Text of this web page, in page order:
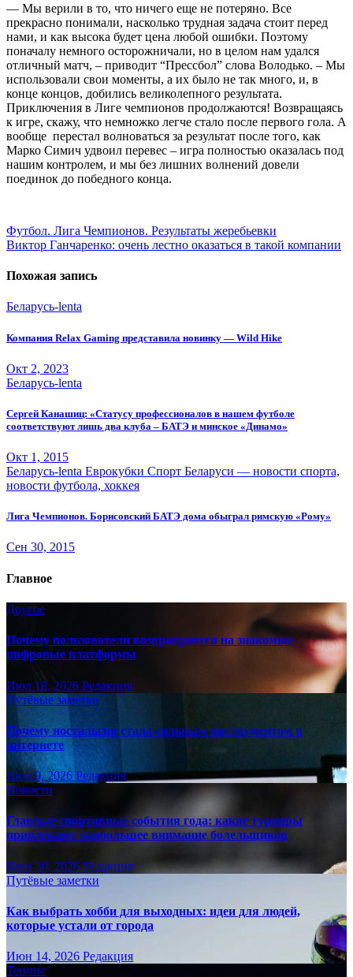
— Мы верили в то, что ничего еще не потеряно. Все
прекрасно понимали, насколько трудная задача стоит перед
нами, и как высока будет цена любой ошибки. Поэтому
поначалу немного осторожничали, но в целом нам удался
отличный матч, – приводит “Прессбол” слова Володько. – Мы
использовали свои моменты, а их было не так много, и, в
конце концов, добились великолепного результата.
Приключения в Лиге чемпионов продолжаются! Возвращаясь
к игре, скажу, что немножко легче стало после первого гола. А
вообще перестал волноваться за результат после того, как
Марко Симич удвоил перевес – игра полностью оказалась под
нашим контролем, и мы без лишних волнений довели
поединок до победного конца.
по
записям
Футбол. Лига Чемпионов. Результаты жеребьевки
Виктор Ганчаренко: очень лестно оказаться в такой компании
Похожая запись
Беларусь-lenta
Компания Relax Gaming представила новинку — Wild Hike
Окт 2, 2023
Беларусь-lenta
Сергей Канашиц: «Статусу профессионалов в нашем футболе
соответствуют лишь два клуба – БАТЭ и минское «Динамо»
Окт 1, 2015
Беларусь-lenta Еврокубки Спорт Беларуси — новости спорта,
новости футбола, хоккея
Лига Чемпионов. Борисовский БАТЭ дома обыграл римскую «Рому»
Сен 30, 2015
Главное
Другое
Почему пользователи возвращаются на знакомые
цифровые платформы
Июл 18, 2026 Редакция
Путёвые заметки
Почему ностальгия стала сильным инструментом в
интернете
Июл 9, 2026 Редакция
Новости
Главные спортивные события года: какие турниры
привлекают наибольшее внимание болельщиков
Июн 30, 2026 Редакция
Путёвые заметки
Как выбрать хобби для выходных: идеи для людей,
которые устали от города
Июн 14, 2026 Редакция
Теннис